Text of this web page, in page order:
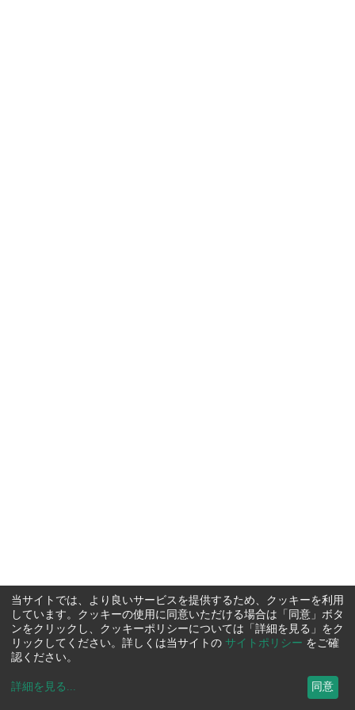
当サイトでは、より良いサービスを提供するため、クッキーを利用
しています。クッキーの使用に同意いただける場合は「同意」ボタ
ンをクリックし、クッキーポリシーについては「詳細を見る」をク
リックしてください。詳しくは当サイトの サイトポリシー をご確
認ください。
詳細を見る ... 同意